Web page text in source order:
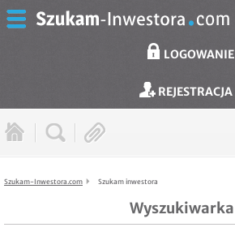
LOGOWANIE
REJESTRACJA
Szukam-Inwestora.com Szukam inwestora
Wyszukiwarka